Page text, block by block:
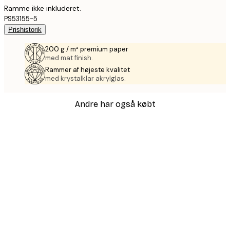
Ramme ikke inkluderet.
PS53155-5
Prishistorik
200 g / m² premium paper
med mat finish.
Rammer af højeste kvalitet
med krystalklar akrylglas.
Andre har også købt